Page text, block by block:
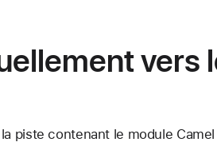
vers
piste contenant le module